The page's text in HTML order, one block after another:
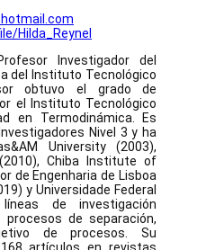
Hilda_Reynel
Investigador del
del Instituto Tecnológico
obtuvo el grado de
el Instituto Tecnológico
en Termodinámica. Es
Nivel 3 y ha
University (2003),
Chiba Institute of
de Engenharia de Lisboa
y Universidade Federal
de investigación
de separación,
de procesos. Su
artículos en revistas